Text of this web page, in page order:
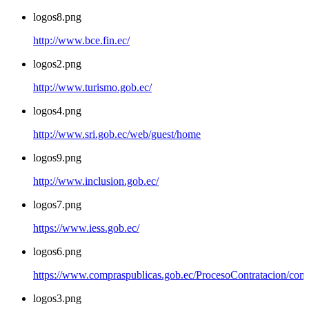
logos8.png
http://www.bce.fin.ec/
logos2.png
http://www.turismo.gob.ec/
logos4.png
http://www.sri.gob.ec/web/guest/home
logos9.png
http://www.inclusion.gob.ec/
logos7.png
https://www.iess.gob.ec/
logos6.png
https://www.compraspublicas.gob.ec/ProcesoContratacion/
logos3.png